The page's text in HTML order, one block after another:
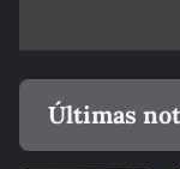
Últimas